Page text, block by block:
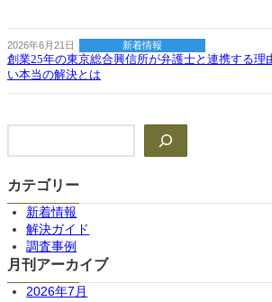
2026年6月21日 新着情報
創業25年の東京総合興信所が弁護士と連携する理
い本当の解決とは
カテゴリー
新着情報
解決ガイド
調査事例
月刊アーカイブ
2026年7月